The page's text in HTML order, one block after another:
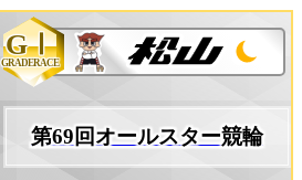
GⅠ
GRADERACE
第69回オールスター競輪